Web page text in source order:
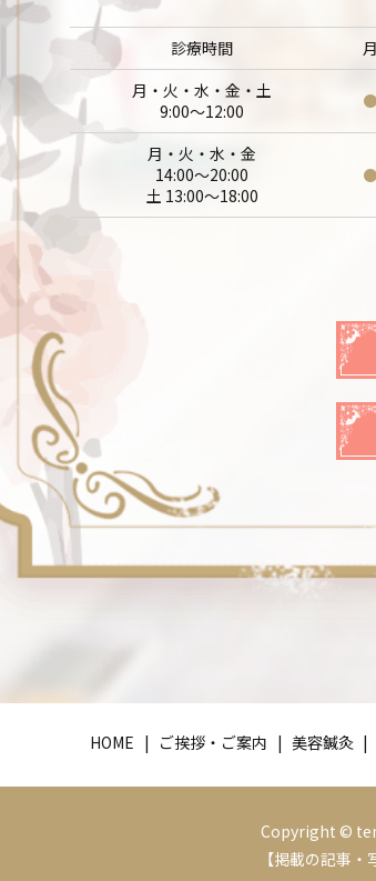
診療時間 月
月・火・水・金・土
9:00～12:00
月・火・水・金
14:00～20:00
土 13:00～18:00
HOME ご挨拶・ご案内 美容鍼灸
Copyright ©
【掲載の記事